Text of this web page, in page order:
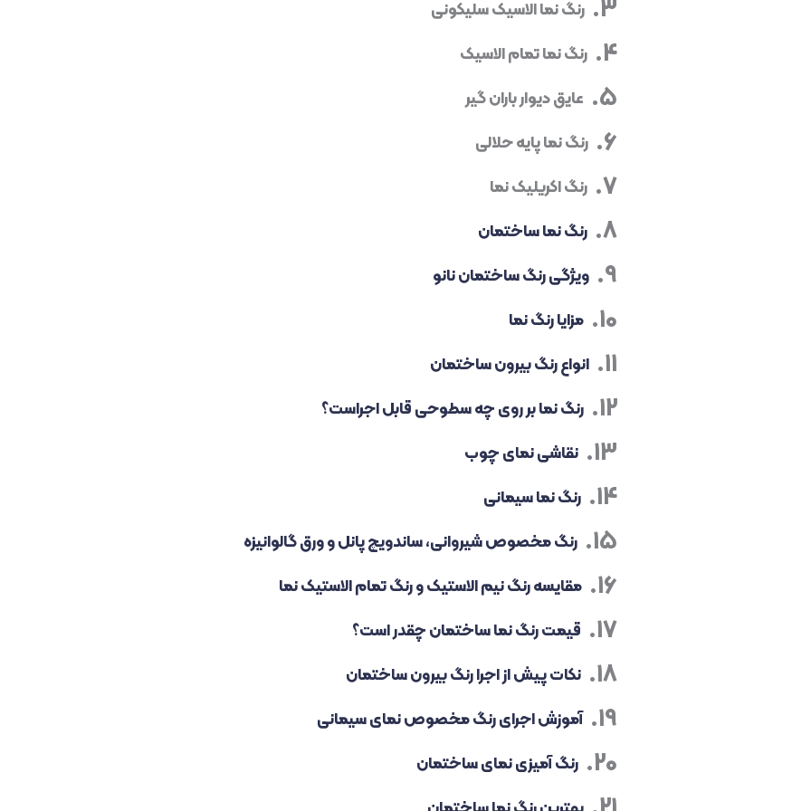
رنگ نما الاسیک سلیکونی
رنگ نما تمام الاسیک
عایق دیوار باران گیر
رنگ نما پایه حلالی
رنگ اکریلیک نما
رنگ نما ساختمان
ویژگی رنگ ساختمان نانو
مزایا رنگ نما
انواع رنگ بیرون ساختمان
رنگ نما بر روی چه سطوحی قابل اجراست؟
نقاشی نمای چوب
رنگ نما سیمانی
رنگ مخصوص شیروانی، ساندویچ پانل و ورق گالوانیزه
مقایسه رنگ نیم الاستیک و رنگ تمام الاستیک نما
قیمت رنگ نما ساختمان چقدر است؟
نکات پیش از اجرا رنگ بیرون ساختمان
آموزش اجرای رنگ مخصوص نمای سیمانی
رنگ آمیزی نمای ساختمان